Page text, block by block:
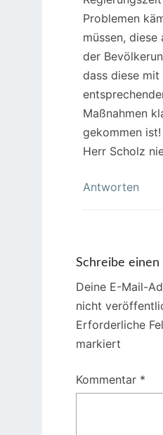
Problemen
müssen, diese
der
dass diese mit
Maßnahmen
gekommen
Herr Scholz
Antworten
Schreibe
Deine E-Mail-
nicht
Erforderliche
markiert
Kommentar *